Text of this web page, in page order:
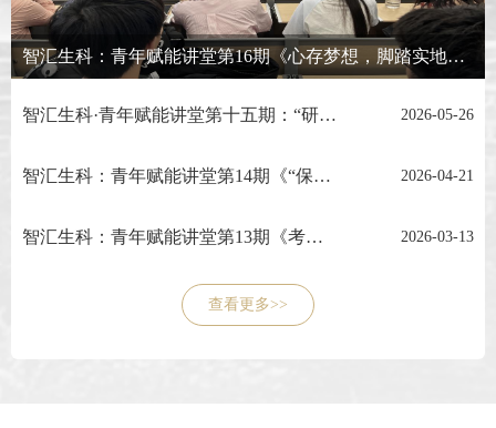
智汇生科：青年赋能讲堂第16期《心存梦想，脚踏实地，以青春之我奔赴时代征程》
智汇生科·青年赋能讲堂第十五期：“研”途有光，“考”向未来 2026-05-26
智汇生科：青年赋能讲堂第14期《“保” 持力量“研” 续梦想 》 2026-04-21
智汇生科：青年赋能讲堂第13期《考研面试与调剂策略》 2026-03-13
查看更多>>